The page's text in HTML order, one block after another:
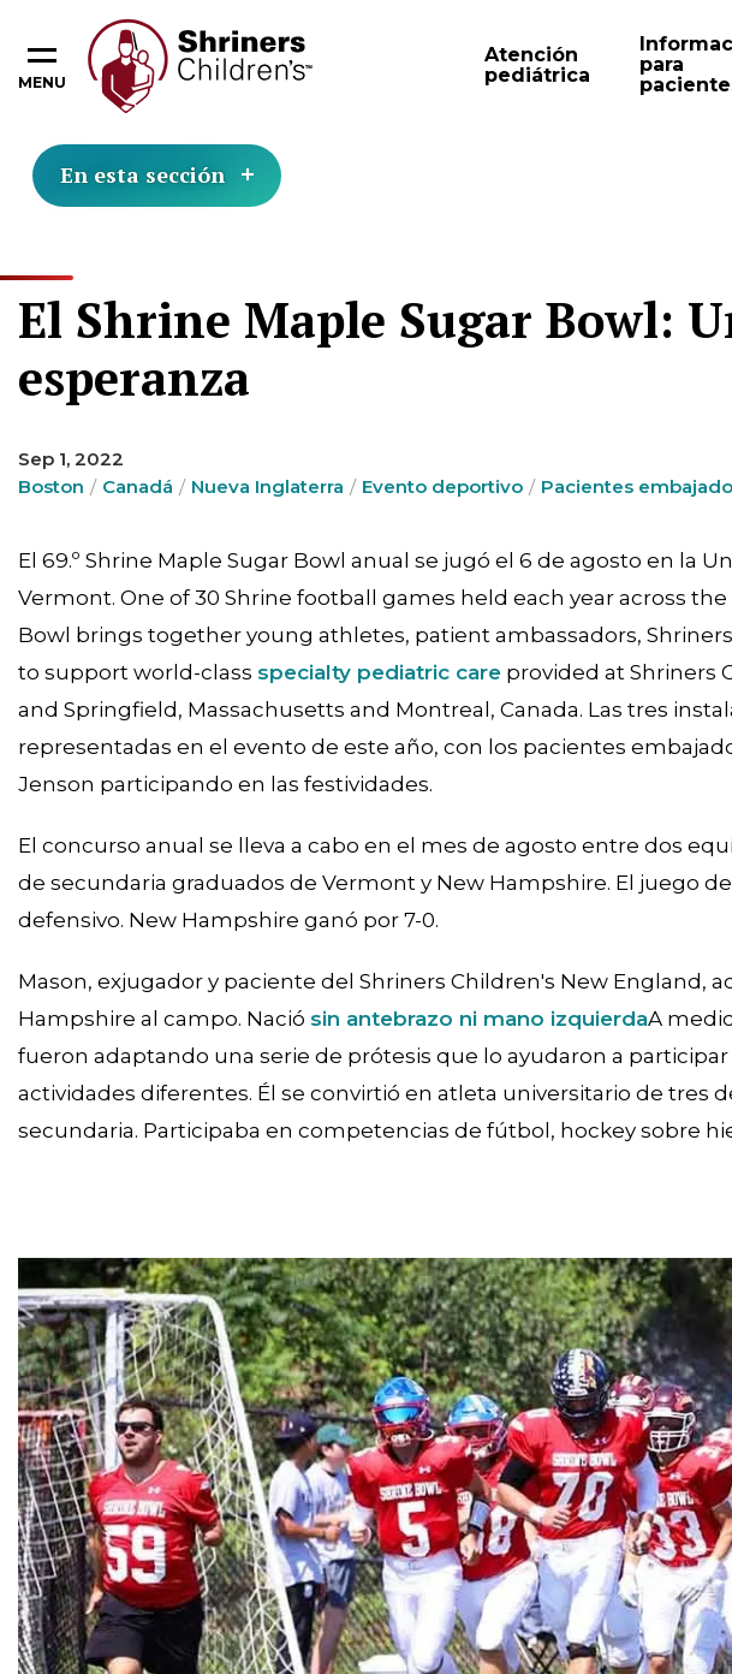
MENU
Atención
pediátrica
para
En esta sección
El Shrine Maple Sugar Bowl:
esperanza
Sep 1, 2022
Boston
Canadá Nueva Inglaterra Evento deportivo Pacientes
El 69.º Shrine Maple Sugar Bowl anual se jugó el 6 de agosto en la
Vermont. One of 30 Shrine football games held each year across
Bowl brings together young athletes, patient ambassadors,
to support world-class specialty pediatric care provided at Shriners
and Springfield, Massachusetts and Montreal, Canada. Las tres
representadas en el evento de este año, con los pacientes
Jenson participando en las festividades.
El concurso anual se lleva a cabo en el mes de agosto entre dos
de secundaria graduados de Vermont y New Hampshire. El juego
defensivo. New Hampshire ganó por 7-0.
Mason, exjugador y paciente del Shriners Children's New England,
Hampshire al campo. Nació sin antebrazo ni mano izquierdaA
fueron adaptando una serie de prótesis que lo ayudaron a
actividades diferentes. Él se convirtió en atleta universitario de tres
secundaria. Participaba en competencias de fútbol, hockey sobre